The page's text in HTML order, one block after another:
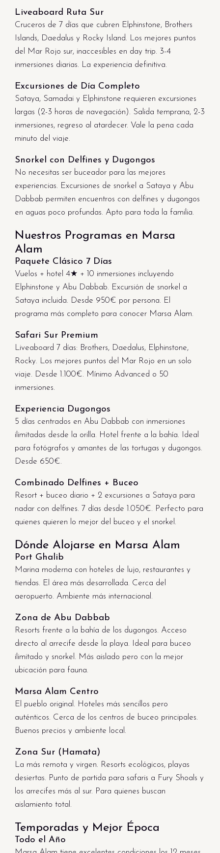
Liveaboard Ruta Sur
Cruceros de 7 días que cubren Elphinstone, Brothers
Islands, Daedalus y Rocky Island. Los mejores puntos
del Mar Rojo sur, inaccesibles en day trip. 3-4
inmersiones diarias. La experiencia definitiva.
Excursiones de Día Completo
Sataya, Samadai y Elphinstone requieren excursiones
largas (2-3 horas de navegación). Salida temprana, 2-3
inmersiones, regreso al atardecer. Vale la pena cada
minuto del viaje.
Snorkel con Delfines y Dugongos
No necesitas ser buceador para las mejores
experiencias. Excursiones de snorkel a Sataya y Abu
Dabbab permiten encuentros con delfines y dugongos
en aguas poco profundas. Apto para toda la familia.
Nuestros Programas en Marsa
Alam
Paquete Clásico 7 Días
Vuelos + hotel 4★ + 10 inmersiones incluyendo
Elphinstone y Abu Dabbab. Excursión de snorkel a
Sataya incluida. Desde 950€ por persona. El
programa más completo para conocer Marsa Alam.
Safari Sur Premium
Liveaboard 7 días: Brothers, Daedalus, Elphinstone,
Rocky. Los mejores puntos del Mar Rojo en un solo
viaje. Desde 1.100€. Mínimo Advanced o 50
inmersiones.
Experiencia Dugongos
5 días centrados en Abu Dabbab con inmersiones
ilimitadas desde la orilla. Hotel frente a la bahía. Ideal
para fotógrafos y amantes de las tortugas y dugongos.
Desde 650€.
Combinado Delfines + Buceo
Resort + buceo diario + 2 excursiones a Sataya para
nadar con delfines. 7 días desde 1.050€. Perfecto para
quienes quieren lo mejor del buceo y el snorkel.
Dónde Alojarse en Marsa Alam
Port Ghalib
Marina moderna con hoteles de lujo, restaurantes y
tiendas. El área más desarrollada. Cerca del
aeropuerto. Ambiente más internacional.
Zona de Abu Dabbab
Resorts frente a la bahía de los dugongos. Acceso
directo al arrecife desde la playa. Ideal para buceo
ilimitado y snorkel. Más aislado pero con la mejor
ubicación para fauna.
Marsa Alam Centro
El pueblo original. Hoteles más sencillos pero
auténticos. Cerca de los centros de buceo principales.
Buenos precios y ambiente local.
Zona Sur (Hamata)
La más remota y virgen. Resorts ecológicos, playas
desiertas. Punto de partida para safaris a Fury Shoals y
los arrecifes más al sur. Para quienes buscan
aislamiento total.
Temporadas y Mejor Época
Todo el Año